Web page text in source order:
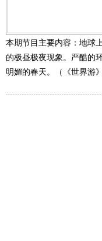
本期节目主要内容：地球
的极昼极夜现象。严酷的
明媚的春天。（《世界游